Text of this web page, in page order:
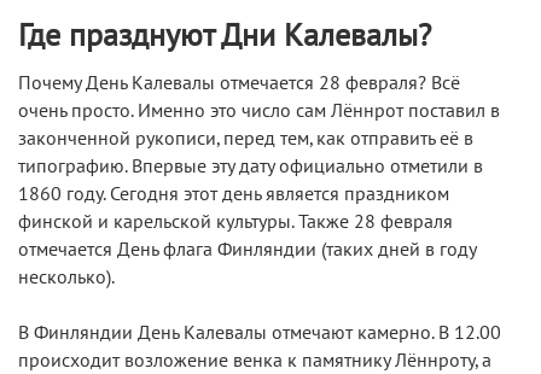
Где празднуют Дни Калевалы?
Почему День Калевалы отмечается 28 февраля? Всё
очень просто. Именно это число сам Лённрот поставил в
законченной рукописи, перед тем, как отправить её в
типографию. Впервые эту дату официально отметили в
1860 году. Сегодня этот день является праздником
финской и карельской культуры. Также 28 февраля
отмечается День флага Финляндии (таких дней в году
несколько).
В Финляндии День Калевалы отмечают камерно. В 12.00
происходит возложение венка к памятнику Лённроту, а